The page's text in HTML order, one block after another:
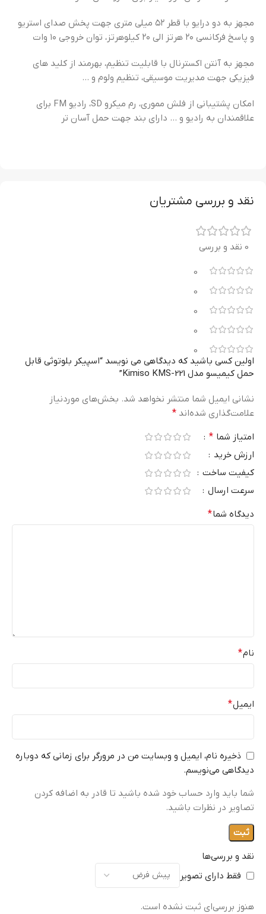
مجهز به دو درایو با قطر ۵۲ میلی متری جهت پخش صدای استریو
و پاسخ فرکانسی ۲۰ هرتز الی ۲۰ کیلوهرتز، توان خروجی ۱۰ وات
مجهز به آنتن اکسترنال با قابلیت تنظیم، بهرمند از کلید های
فیزیکی جهت مدیریت موسیقی، تنظیم ولوم و …
امکان پشتیبانی از فلش مموری، رم میکرو SD، رادیو FM برای
علاقمندان به رادیو و … دارای بند جهت حمل آسان تر
نقد و بررسی مشتریان
0 نقد و بررسی
0
0
0
0
0
نقد و بررسی‌ها
فقط دارای تصویر
هنوز بررسی‌ای ثبت نشده است.
اولین کسی باشید که دیدگاهی می نویسد “اسپیکر بلوتوثی قابل
حمل کیمیسو مدل Kimiso KMS-221”
نشانی ایمیل شما منتشر نخواهد شد. بخش‌های موردنیاز
علامت‌گذاری شده‌اند *
امتیاز شما *
ارزش خرید
کیفیت ساخت
سرعت ارسال
دیدگاه شما*
نام*
ایمیل*
ذخیره نام، ایمیل و وبسایت من در مرورگر برای زمانی که دوباره
دیدگاهی می‌نویسم.
شما باید وارد حساب خود شده باشید تا قادر به اضافه کردن
تصاویر در نظرات باشید.